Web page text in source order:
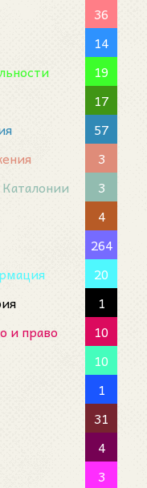
36
14
19
17
57
3
3
4
264
20
1
и право
10
10
1
31
4
3